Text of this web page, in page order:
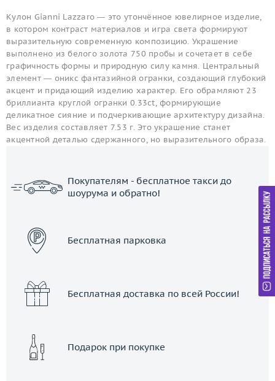
Кулон Gianni Lazzaro — это утончённое ювелирное изделие,
в котором контраст материалов и игра света формируют
выразительную современную композицию. Украшение
выполнено из белого золота 750 пробы и сочетает в себе
графичность формы и природную силу камня. Центральный
элемент — оникс фантазийной огранки, создающий глубокий
акцент и придающий изделию характер. Его обрамляют 23
бриллианта круглой огранки 0.33ct, формирующие
деликатное сияние и подчеркивающие архитектуру дизайна.
Вес изделия составляет 7.53 г. Это украшение станет
акцентной деталью сдержанного, но выразительного образа.
Покупателям - бесплатное такси до
шоурума и обратно!
Бесплатная парковка
Бесплатная доставка по всей России!
Подарок при покупке